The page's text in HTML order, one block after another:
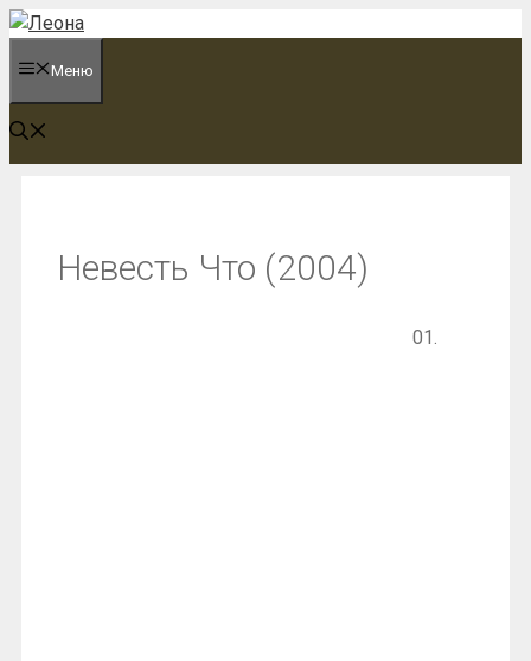
Перейти
содержимому
Меню
Невесть Что (2004)
01.